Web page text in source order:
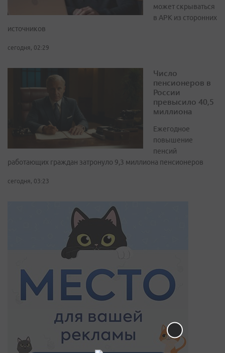
может скрываться
в APK из сторонних
источников
сегодня, 02:29
Число
пенсионеров в
России
превысило 40,5
миллиона
Ежегодное
повышение
пенсий
работающих граждан затронуло 9,3 миллиона пенсионеров
сегодня, 03:23